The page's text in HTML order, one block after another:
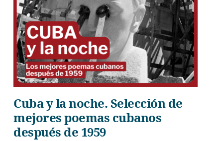
Cuba y la noche. Selección de
mejores poemas cubanos
después de 1959